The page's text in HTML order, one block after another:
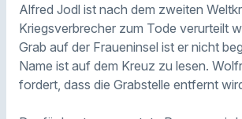
Alfred Jodl ist nach dem zweiten
Kriegsverbrecher zum Tode verurteilt
Grab auf der Fraueninsel ist er nicht
Name ist auf dem Kreuz zu lesen.
fordert, dass die Grabstelle entfernt